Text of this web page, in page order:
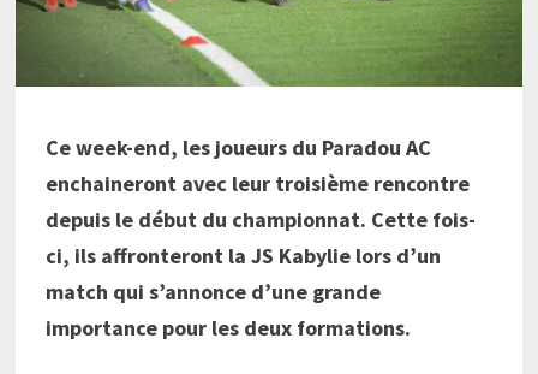
Ce week-end, les joueurs du Paradou AC
enchaineront avec leur troisième rencontre
depuis le début du championnat. Cette fois-
ci, ils affronteront la JS Kabylie lors d’un
match qui s’annonce d’une grande
importance pour les deux formations.